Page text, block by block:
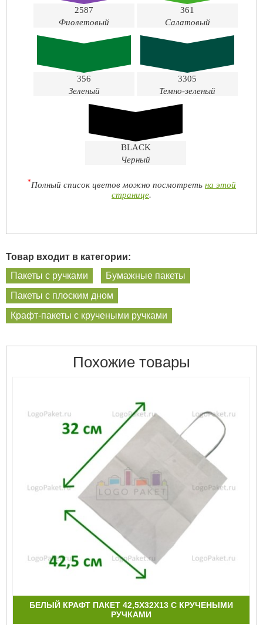
2587
Фиолетовый
361
Салатовый
356
Зеленый
3305
Темно-зеленый
BLACK
Черный
*Полный список цветов можно посмотреть на этой
странице.
Товар входит в категории:
Пакеты с ручками
Бумажные пакеты
Пакеты с плоским дном
Крафт-пакеты с кручеными ручками
Похожие товары
БЕЛЫЙ КРАФТ ПАКЕТ 42,5Х32Х13 С КРУЧЕНЫМИ
РУЧКАМИ